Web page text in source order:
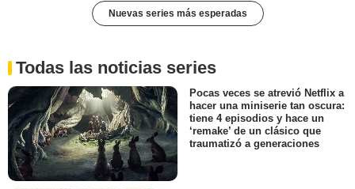
Nuevas series más esperadas
Todas las noticias series
Pocas veces se atrevió Netflix a
hacer una miniserie tan oscura:
tiene 4 episodios y hace un
‘remake’ de un clásico que
traumatizó a generaciones